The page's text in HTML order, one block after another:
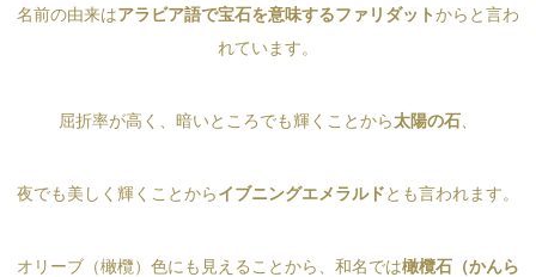
名前の由来はアラビア語で宝石を意味するファリダットからと言わ
れています。
屈折率が高く、暗いところでも輝くことから太陽の石
夜でも美しく輝くことからイブニングエメラルドとも言われます。
オリーブ（橄欖）色にも見えることから、和名では橄欖石（かんら